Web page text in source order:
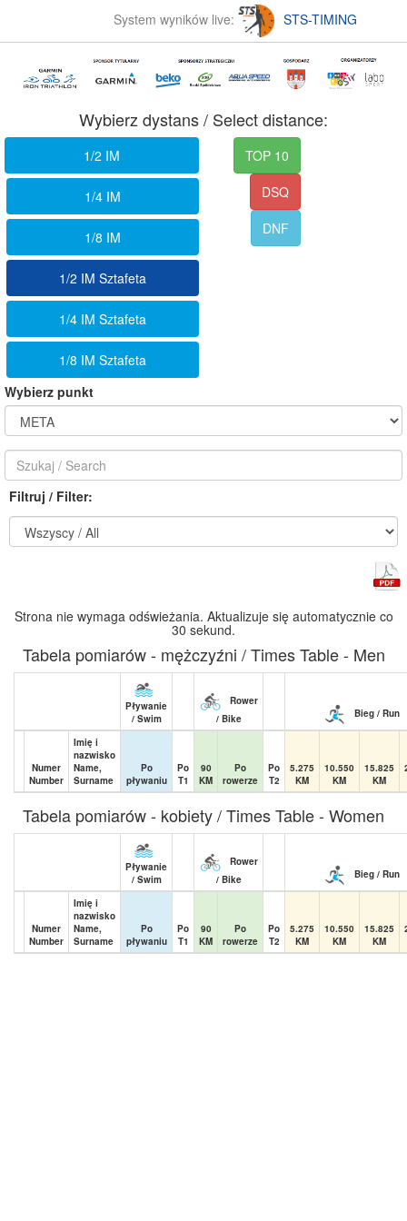
System wyników live: STS-TIMING
Wybierz dystans / Select distance:
1/2 IM
1/4 IM
1/8 IM
1/2 IM Sztafeta
1/4 IM Sztafeta
1/8 IM Sztafeta
TOP 10
DSQ
DNF
Wybierz punkt
Filtruj / Filter:
Strona nie wymaga odświeżania. Aktualizuje się automatycznie co
30 sekund.
Tabela pomiarów - mężczyźni / Times Table - Men
Pływanie
/ Swim
Rower
/ Bike
Bieg / Run
Numer
Number
Imię i
nazwisko
Name,
Surname
Po
pływaniu
Po
T1
90
KM
Po
rowerze
Po
T2
5.275
KM
10.550
KM
15.825
KM
Tabela pomiarów - kobiety / Times Table - Women
Pływanie
/ Swim
Rower
/ Bike
Bieg / Run
Numer
Number
Imię i
nazwisko
Name,
Surname
Po
pływaniu
Po
T1
90
KM
Po
rowerze
Po
T2
5.275
KM
10.550
KM
15.825
KM